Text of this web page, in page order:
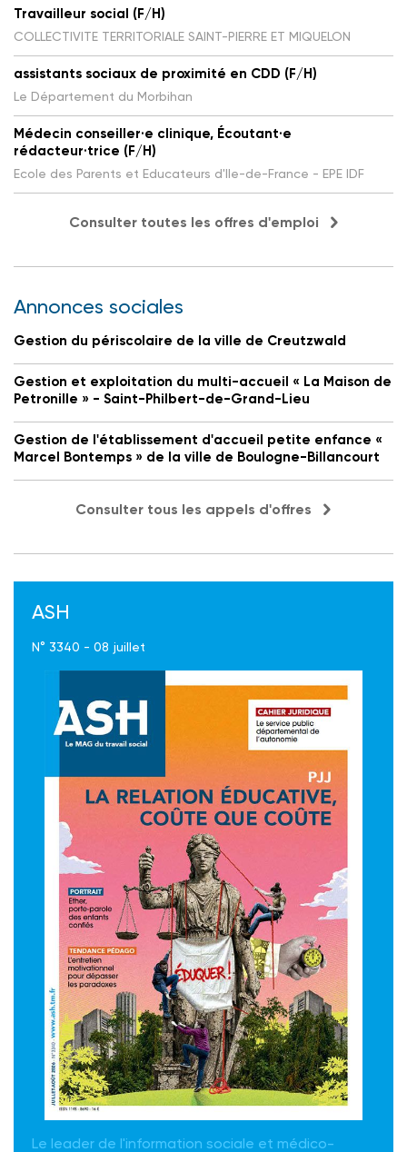
Travailleur social (F/H)
COLLECTIVITE TERRITORIALE SAINT-PIERRE ET MIQUELON
assistants sociaux de proximité en CDD (F/H)
Le Département du Morbihan
Médecin conseiller·e clinique, Écoutant·e
rédacteur·trice (F/H)
Ecole des Parents et Educateurs d'Ile-de-France - EPE IDF
Consulter toutes les offres d'emploi
Annonces sociales
Gestion du périscolaire de la ville de Creutzwald
Gestion et exploitation du multi-accueil « La Maison de
Petronille » - Saint-Philbert-de-Grand-Lieu
Gestion de l'établissement d'accueil petite enfance «
Marcel Bontemps » de la ville de Boulogne-Billancourt
Consulter tous les appels d'offres
ASH
N° 3340 - 08 juillet
Le leader de l'information sociale et médico-